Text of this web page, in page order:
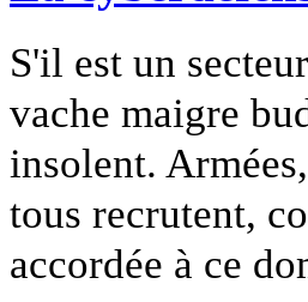
S'il est un
vache maigre
insolent.
tous recrutent,
accordée à ce